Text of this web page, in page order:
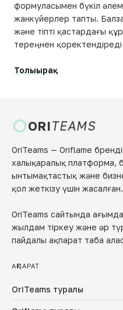
формуласымен бүкіл
жанкүйерлер тапты.
және тіпті қастардағы
тереңнен
Толығырақ
ORITEAMS
OriTeams — Oriflame
халықаралық платформа,
ынтымақтастық және
қол жеткізу үшін жасалған.
OriTeams сайтында
жылдам тіркеу және әр
пайдалы ақпарат таба
АҚПАРАТ
OriTeams туралы